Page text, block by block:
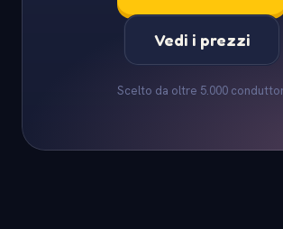
Vedi i prezzi
Scelto da oltre 5.000